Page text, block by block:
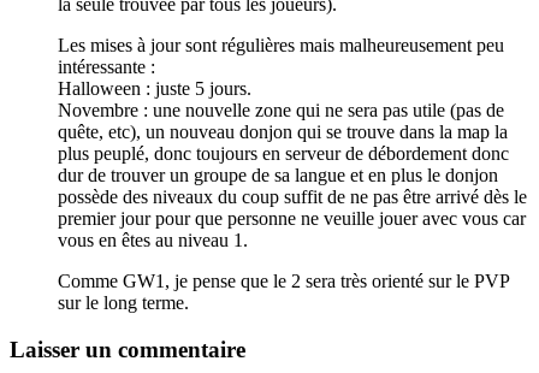
la seule trouvée par tous les joueurs).
Les mises à jour sont régulières mais malheureusement peu
intéressante :
Halloween : juste 5 jours.
Novembre : une nouvelle zone qui ne sera pas utile (pas de
quête, etc), un nouveau donjon qui se trouve dans la map la
plus peuplé, donc toujours en serveur de débordement donc
dur de trouver un groupe de sa langue et en plus le donjon
possède des niveaux du coup suffit de ne pas être arrivé dès le
premier jour pour que personne ne veuille jouer avec vous car
vous en êtes au niveau 1.
Comme GW1, je pense que le 2 sera très orienté sur le PVP
sur le long terme.
Laisser un commentaire